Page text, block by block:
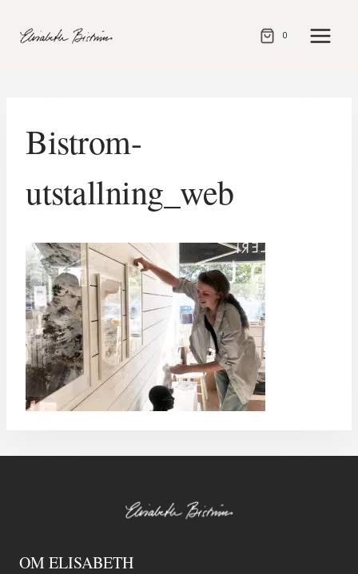
direkt
0
Bistrom-
utstallning_web
OM ELISABETH